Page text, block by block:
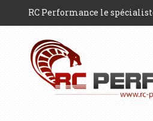
RC Performance le